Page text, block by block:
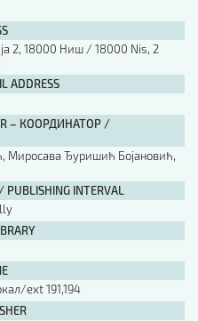
2, 18000 Ниш / 18000 Nis, 2
ADDRESS
– КООРДИНАТОР /
Миросава Ђуришић Бојановић,
INTERVAL
ext 191,194